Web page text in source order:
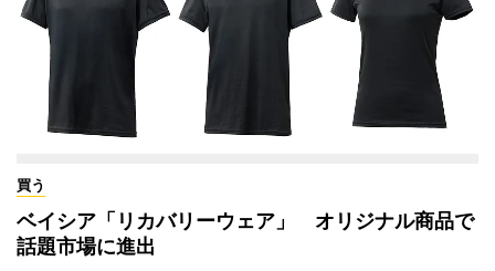
買う
ベイシア「リカバリーウェア」 オリジナル商品で
話題市場に進出